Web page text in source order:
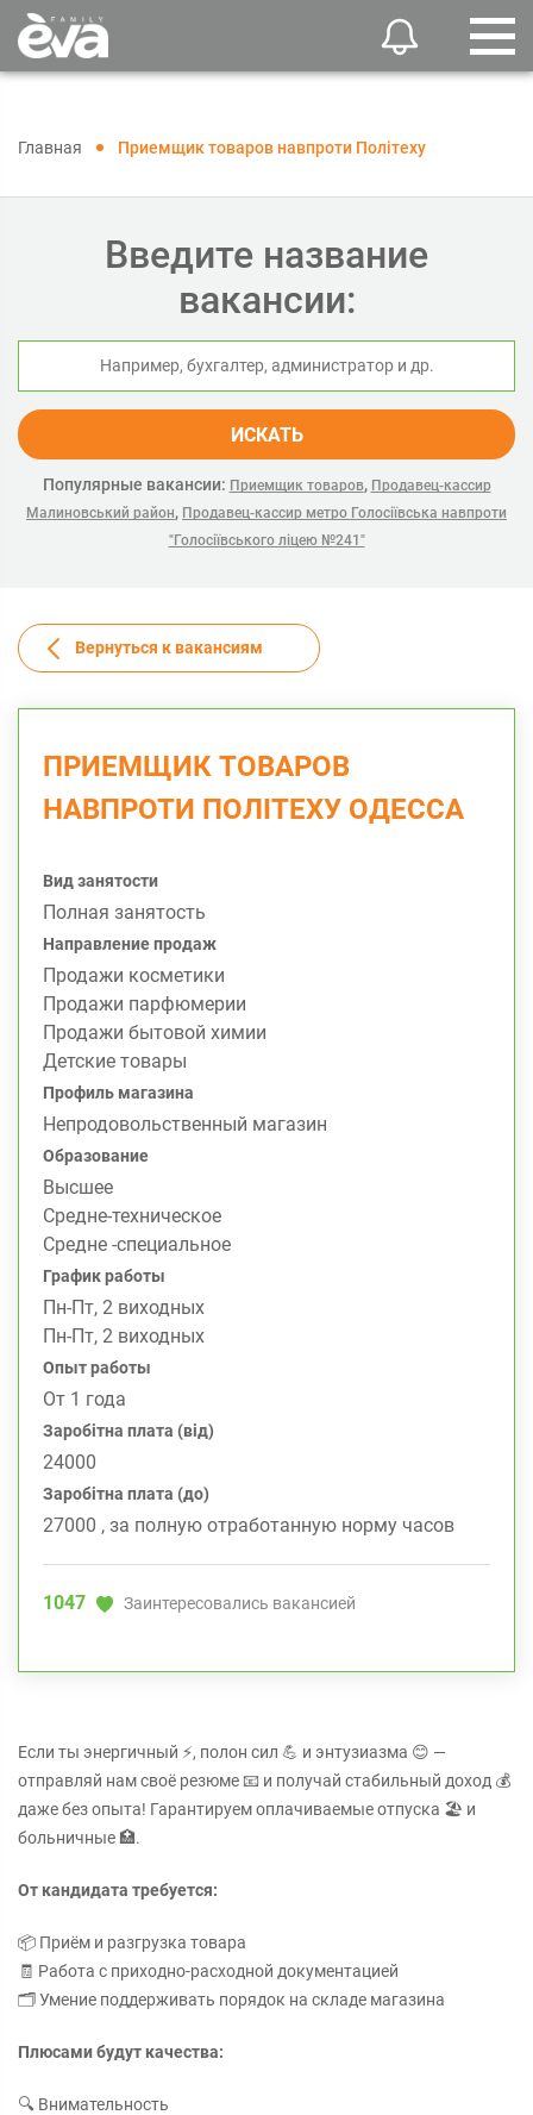
Главная Приемщик товаров навпроти Політеху
Введите название
вакансии:
ИСКАТЬ
Популярные вакансии: Приемщик товаров, Продавец-кассир
Малиновський район, Продавец-кассир метро Голосіївська навпроти
"Голосіївського ліцею №241"
Вернуться к вакансиям
ПРИЕМЩИК ТОВАРОВ
НАВПРОТИ ПОЛІТЕХУ ОДЕССА
Вид занятости
Полная занятость
Направление продаж
Продажи косметики
Продажи парфюмерии
Продажи бытовой химии
Детские товары
Профиль магазина
Непродовольственный магазин
Образование
Высшее
Средне-техническое
Средне -специальное
График работы
Пн-Пт, 2 виходных
Пн-Пт, 2 виходных
Опыт работы
От 1 года
Заробітна плата (від)
24000
Заробітна плата (до)
27000 , за полную отработанную норму часов
1047 Заинтересовались вакансией
Если ты энергичный ⚡, полон сил 💪 и энтузиазма 😊 —
отправляй нам своё резюме 📧 и получай стабильный доход 💰
даже без опыта! Гарантируем оплачиваемые отпуска 🏖️ и
больничные 🏥.
От кандидата требуется:
📦 Приём и разгрузка товара
🧾 Работа с приходно-расходной документацией
🗂️ Умение поддерживать порядок на складе магазина
Плюсами будут качества:
🔍 Внимательность